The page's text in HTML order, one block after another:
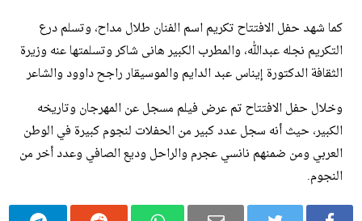
كما شهد حفل الافتتاح تكريم اسم الفنان طلال مداح، وتسلم درع
التكريم نجله عبدالله، والمطرب الكبير هانى شاكر وتسلمتها عنه وزيرة
الثقافة الدكتورة إيناس عبد الدايم والموسيقار راجح داوود والشاعر
وخلال حفل الافتتاح تم عرض فيلم مسجل عن المهرجان وتاريخه
الكبير، حيث أنه سجل عدد كبير من الحفلات لنجوم كبيرة في الوطن
العربي ومن ضمنهم نانسي عجرم والراحل وديع الصافي وعدد أخر من
النجوم.